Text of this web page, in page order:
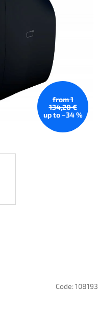
from 1
134,20 €
up to –34 %
Code:108193